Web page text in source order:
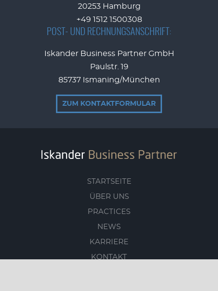
20253 Hamburg
+49 1512 1500308
POST- UND RECHNUNGSANSCHRIFT:
Iskander Business Partner GmbH
Paulstr. 19
85737 Ismaning/München
ZUM KONTAKTFORMULAR
STARTSEITE
ÜBER UNS
PRACTICES
NEWS
KARRIERE
KONTAKT